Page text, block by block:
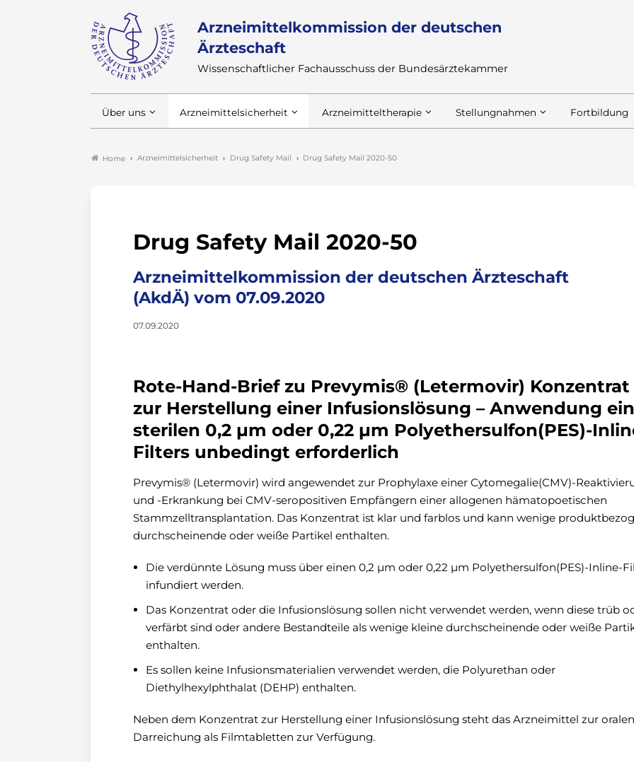
Arzneimittelkommission der deutschen
Ärzteschaft
Wissenschaftlicher Fachausschuss der Bundesärztekammer
Über uns Arzneimittelsicherheit Arzneimitteltherapie Stellungnahmen Fortbildung
Home Arzneimittelsicherheit Drug Safety Mail Drug Safety Mail 2020-50
Drug Safety Mail 2020-50
Arzneimittelkommission der deutschen Ärzteschaft
(AkdÄ) vom 07.09.2020
07.09.2020
Rote-Hand-Brief zu Prevymis® (Letermovir) Konzentrat
zur Herstellung einer Infusionslösung – Anwendung
sterilen 0,2 µm oder 0,22 µm Polyethersulfon(PES)-
Filters unbedingt erforderlich
Prevymis® (Letermovir) wird angewendet zur Prophylaxe einer Cytomegalie(CMV)-
und -Erkrankung bei CMV-seropositiven Empfängern einer allogenen hämatopoetischen
Stammzelltransplantation. Das Konzentrat ist klar und farblos und kann wenige
durchscheinende oder weiße Partikel enthalten.
Die verdünnte Lösung muss über einen 0,2 µm oder 0,22 µm Polyethersulfon(PES)-Inline-
infundiert werden.
Das Konzentrat oder die Infusionslösung sollen nicht verwendet werden, wenn diese trüb
verfärbt sind oder andere Bestandteile als wenige kleine durchscheinende oder weiße
enthalten.
Es sollen keine Infusionsmaterialien verwendet werden, die Polyurethan oder
Diethylhexylphthalat (DEHP) enthalten.
Neben dem Konzentrat zur Herstellung einer Infusionslösung steht das Arzneimittel zur oralen
Darreichung als Filmtabletten zur Verfügung.